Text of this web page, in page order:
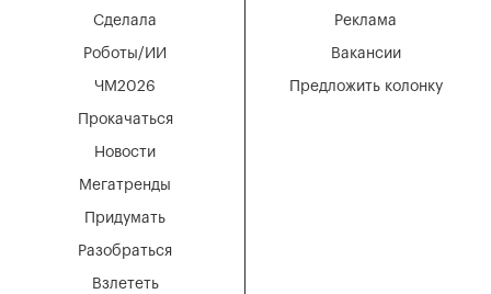
Мегатренды
Придумать
Разобраться
Взлететь
Новости
Сделала
Роботы/ИИ
ЧМ2026
Прокачаться
Вакансии
Реклама
Предложить колонку